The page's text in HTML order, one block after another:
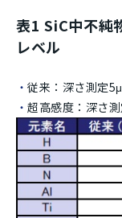
表1 SiC中不純
レベル
従来：深さ測定
超高感度：深さ